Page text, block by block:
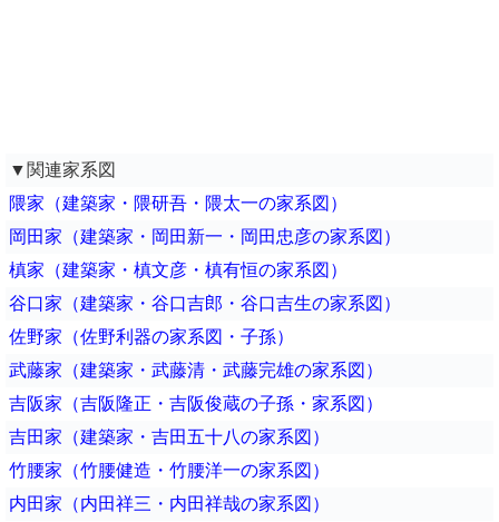
▼関連家系図
隈家（建築家・隈研吾・隈太一の家系図）
岡田家（建築家・岡田新一・岡田忠彦の家系図）
槙家（建築家・槙文彦・槙有恒の家系図）
谷口家（建築家・谷口吉郎・谷口吉生の家系図）
佐野家（佐野利器の家系図・子孫）
武藤家（建築家・武藤清・武藤完雄の家系図）
吉阪家（吉阪隆正・吉阪俊蔵の子孫・家系図）
吉田家（建築家・吉田五十八の家系図）
竹腰家（竹腰健造・竹腰洋一の家系図）
内田家（内田祥三・内田祥哉の家系図）